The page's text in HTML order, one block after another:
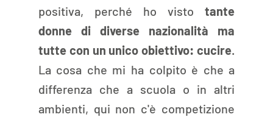
positiva, perché ho visto tante
donne di diverse nazionalità ma
tutte con un unico obiettivo: cucire.
La cosa che mi ha colpito è che a
differenza che a scuola o in altri
ambienti, qui non c'è competizione